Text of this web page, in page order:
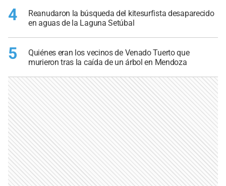
4
Reanudaron la búsqueda del kitesurfista desaparecido
en aguas de la Laguna Setúbal
5
Quiénes eran los vecinos de Venado Tuerto que
murieron tras la caída de un árbol en Mendoza